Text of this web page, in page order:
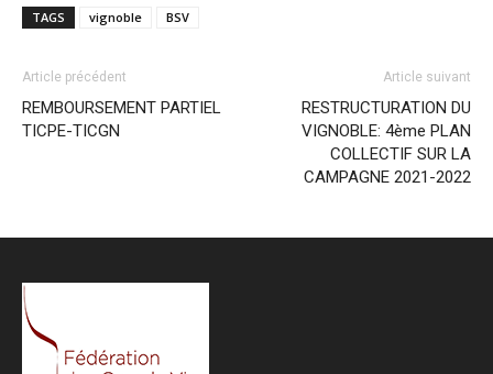
TAGS vignoble BSV
Article précédent
REMBOURSEMENT PARTIEL
TICPE-TICGN
Article suivant
RESTRUCTURATION DU
VIGNOBLE: 4ème PLAN
COLLECTIF SUR LA
CAMPAGNE 2021-2022